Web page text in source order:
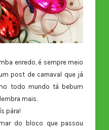
enredo, é sempre meio
post de carnaval que já
todo mundo tá bebum
mais.
pára!
do bloco que passou